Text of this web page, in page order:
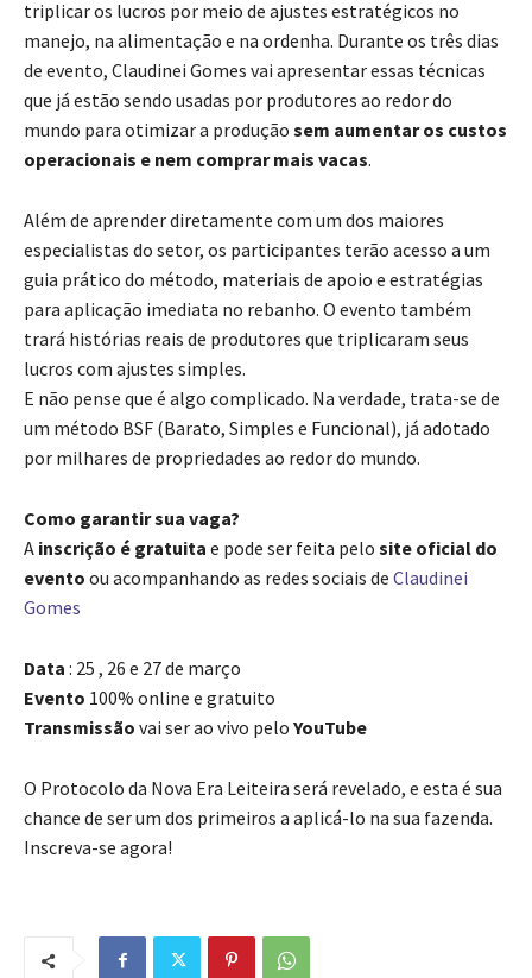
triplicar os lucros por meio de ajustes estratégicos no
manejo, na alimentação e na ordenha. Durante os três dias
de evento, Claudinei Gomes vai apresentar essas técnicas
que já estão sendo usadas por produtores ao redor do
mundo para otimizar a produção sem aumentar os custos
operacionais e nem comprar mais vacas.
Além de aprender diretamente com um dos maiores
especialistas do setor, os participantes terão acesso a um
guia prático do método, materiais de apoio e estratégias
para aplicação imediata no rebanho. O evento também
trará histórias reais de produtores que triplicaram seus
lucros com ajustes simples.
E não pense que é algo complicado. Na verdade, trata-se de
um método BSF (Barato, Simples e Funcional), já adotado
por milhares de propriedades ao redor do mundo.
Como garantir sua vaga?
A inscrição é gratuita e pode ser feita pelo site oficial do
evento ou acompanhando as redes sociais de Claudinei
Gomes
Data : 25 , 26 e 27 de março
Evento 100% online e gratuito
Transmissão vai ser ao vivo pelo YouTube
O Protocolo da Nova Era Leiteira será revelado, e esta é sua
chance de ser um dos primeiros a aplicá-lo na sua fazenda.
Inscreva-se agora!